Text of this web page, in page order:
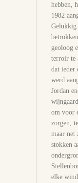
hebben,
1982
Gelukkig
geoloog
terroir te
dat ieder
werd
Jordan
om voor
zorgen,
maar net
stokken
elke